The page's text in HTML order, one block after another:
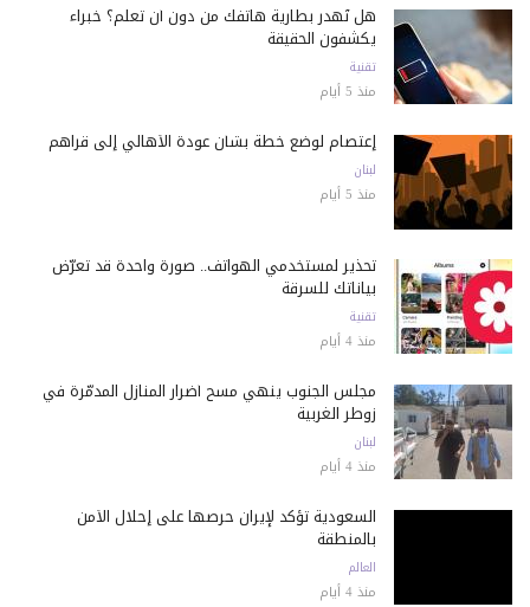
هل تُهدر بطارية هاتفك من دون أن تعلم؟ خبراء
يكشفون الحقيقة
تقنية
منذ 5 أيام
إعتصام لوضع خطة بشأن عودة الأهالي إلى قراهم
لبنان
منذ 5 أيام
تحذير لمستخدمي الهواتف.. صورة واحدة قد تعرّض
بياناتك للسرقة
تقنية
منذ 4 أيام
مجلس الجنوب ينهي مسح أضرار المنازل المدمّرة في
زوطر الغربية
لبنان
منذ 4 أيام
السعودية تؤكد لإيران حرصها على إحلال الأمن
بالمنطقة
العالم
منذ 4 أيام